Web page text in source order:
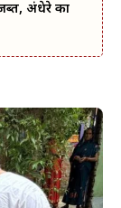
अंधेरे का